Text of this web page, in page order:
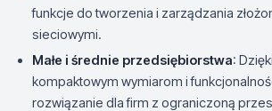
funkcje do tworzenia i zarządzania
sieciowymi.
Małe i średnie przedsiębiorstwa:
kompaktowym wymiarom i
rozwiązanie dla firm z ograniczoną